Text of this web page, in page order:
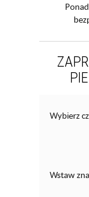
Wybierz
Wstaw